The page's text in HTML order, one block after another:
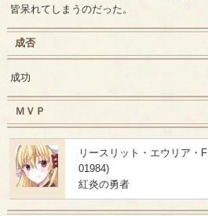
皆呆れてしまうのだった。
成否
成功
ＭＶＰ
リースリット・エウリア・
01984)
紅炎の勇者